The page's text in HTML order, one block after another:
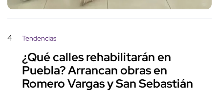
4 Tendencias
¿Qué calles rehabilitarán en
Puebla? Arrancan obras en
Romero Vargas y San Sebastián